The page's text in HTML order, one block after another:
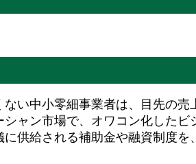
い中小零細事業者は、目先の
ャン市場で、オワコン化した
供給される補助金や融資制度を